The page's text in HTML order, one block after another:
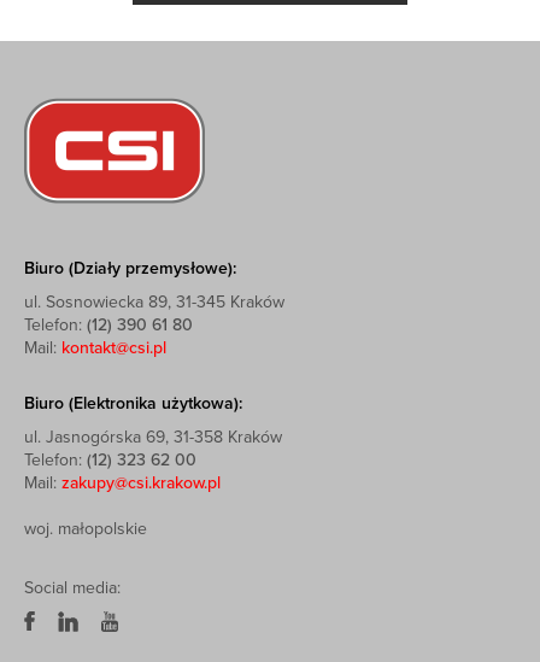
Biuro (Działy przemysłowe):
ul. Sosnowiecka 89, 31-345 Kraków
Telefon: (12) 390 61 80
Mail: kontakt@csi.pl
Biuro (Elektronika użytkowa):
ul. Jasnogórska 69, 31-358 Kraków
Telefon: (12) 323 62 00
Mail: zakupy@csi.krakow.pl
woj. małopolskie
Social media: